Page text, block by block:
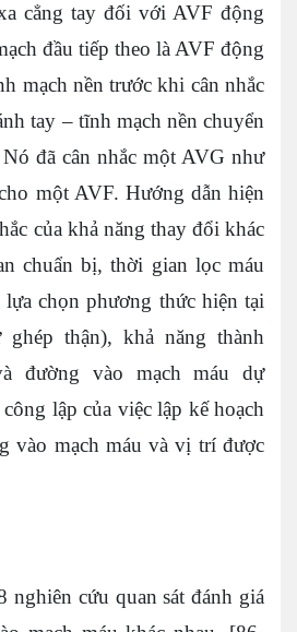
cẳng tay đối với AVF động
đầu tiếp theo là AVF động
mạch nền trước khi cân nhắc
tay – tĩnh mạch nền chuyển
đã cân nhắc một AVG như
một AVF. Hướng dẫn hiện
của khả năng thay đổi khác
chuẩn bị, thời gian lọc máu
chọn phương thức hiện tại
thận), khả năng thành
đường vào mạch máu dự
lập của việc lập kế hoạch
vào mạch máu và vị trí được
cứu quan sát đánh giá